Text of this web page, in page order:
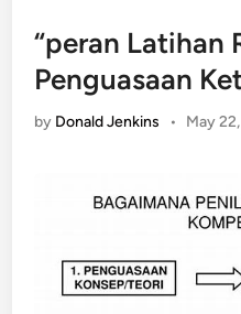
“peran Latihan
Penguasaan
by Donald Jenkins • May